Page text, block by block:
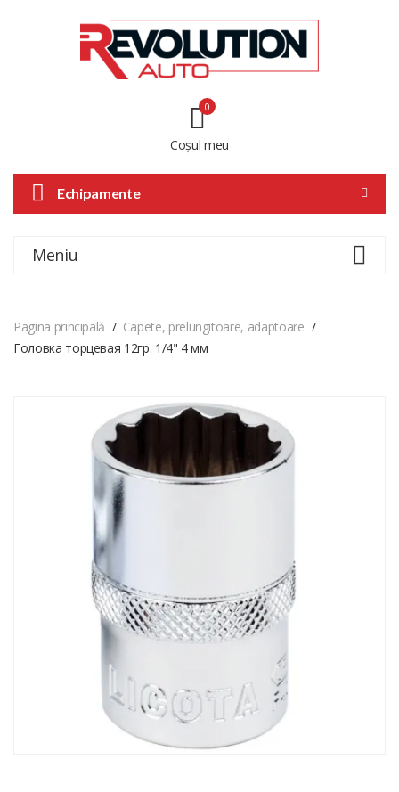
Coșul meu
0
Echipamente
Meniu
Pagina principală
Capete, prelungitoare, adaptoare
Головка торцевая 12гр. 1/4" 4 мм